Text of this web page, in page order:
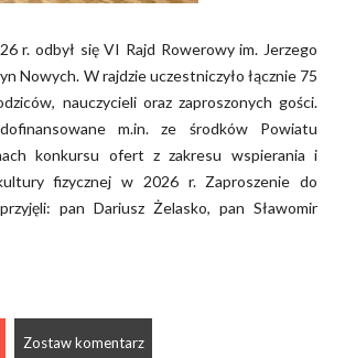
r. odbył się VI Rajd Rowerowy im. Jerzego
Nowych. W rajdzie uczestniczyło łącznie 75
nauczycieli oraz zaproszonych gości.
m.in. ze środków Powiatu
konkursu ofert z zakresu wspierania i
fizycznej w 2026 r. Zaproszenie do
pan Dariusz Żelasko, pan Sławomir
Zostaw komentarz